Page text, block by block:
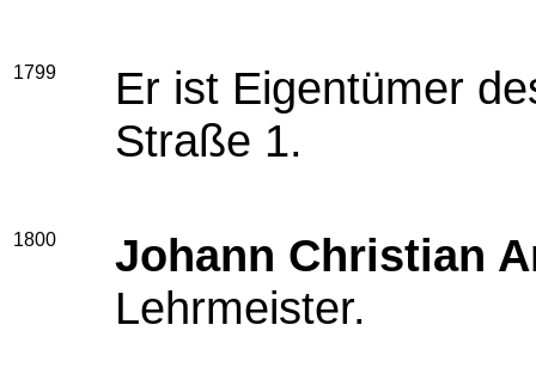
1799
Er ist Eigentümer
Straße 1.
1800
Johann Christian
Lehrmeister.